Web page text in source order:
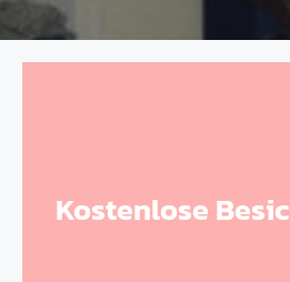
Kostenlose